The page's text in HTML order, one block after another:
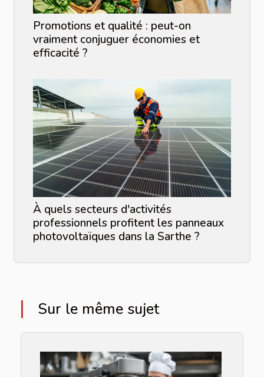
Promotions et qualité : peut-on
vraiment conjuguer économies et
efficacité ?
À quels secteurs d'activités
professionnels profitent les panneaux
photovoltaïques dans la Sarthe ?
Sur le même sujet